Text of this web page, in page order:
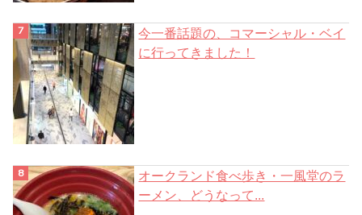
今一番話題の、コマーシャル・ベイ
に行ってきました！
オークランド食べ歩き・一風堂のラ
ーメン、どうなって...